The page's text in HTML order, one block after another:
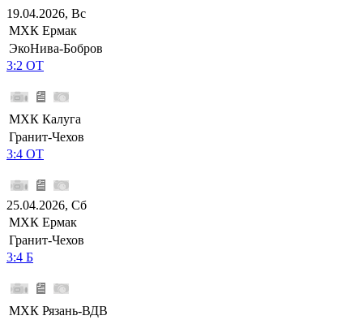
19.04.2026, Вс
МХК Ермак
ЭкоНива-Бобров
3:2 ОТ
МХК Калуга
Гранит-Чехов
3:4 ОТ
25.04.2026, Сб
МХК Ермак
Гранит-Чехов
3:4 Б
МХК Рязань-ВДВ